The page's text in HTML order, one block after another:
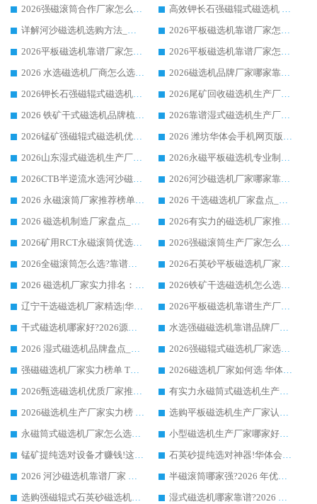
2026强磁滚筒合作厂家怎么选-华体会手机网页版-华体会(中国) 行业优质供应商参考指南
高效钾长石强磁辊式磁选机 华体会手机网页版-华体会(中国) 专业制造品质值得信赖
详解河沙磁选机选购方法_除铁器品牌及华体会手机网页版-华体会(中国) 企业解析
2026平板磁选机靠谱厂家怎么选？华体会手机网页版-华体会(中国) 凭硬实力甄选合作品牌
2026平板磁选机靠谱厂家怎么选？华体会手机网页版-华体会(中国) 凭硬实力甄选合作品牌
2026平板磁选机靠谱厂家怎么选？华体会手机网页版-华体会(中国) 凭硬实力甄选合作品牌
2026 水选磁选机厂商怎么选 潍坊华体会手机网页版-华体会(中国) 技术实力强
2026磁选机品牌厂家哪家靠谱?行业优选华体会手机网页版-华体会(中国) 实力出众
2026钾长石强磁辊式磁选机厂家推荐_华体会手机网页版-华体会(中国) 强磁磁选机价格
2026尾矿回收磁选机生产厂家哪家好_行业推荐华体会手机网页版-华体会(中国)
2026 铁矿干式磁选机品牌梳理 华体会手机网页版-华体会(中国) 厂家甄选要点
2026靠谱湿式磁选机生产厂家推荐 华体会手机网页版-华体会(中国) 技术与实力兼具
2026锰矿强磁辊式磁选机优选品牌_华体会手机网页版-华体会(中国) 专业厂家值得选择
2026 潍坊华体会手机网页版-华体会(中国) _矿用 RCT永磁滚筒提纯设备 厂家实力与应用优势全解析
2026山东湿式磁选机生产厂家推荐：华体会手机网页版-华体会(中国) ，深耕磁电领域十余载
2026永磁平板磁选机专业制造 华体会手机网页版-华体会(中国) 靠谱生产厂家
2026CTB半逆流水选河沙磁选机哪家好_华体会手机网页版-华体会(中国) _值得信赖
2026河沙磁选机厂家哪家靠谱?华体会手机网页版-华体会(中国) 优质河沙磁选机厂家推荐
2026 永磁滚筒厂家推荐榜单：技术与实力双驱，华体会手机网页版-华体会(中国) 表现突出
2026 干选磁选机厂家盘点_华体会手机网页版-华体会(中国) 靠谱品牌选型指南
2026 磁选机制造厂家盘点_华体会手机网页版-华体会(中国) _综合实力剖析
2026有实力的磁选机厂家推荐_华体会手机网页版-华体会(中国) _行业标杆与优质厂商盘点
2026矿用RCT永磁滚筒优选厂家_华体会手机网页版-华体会(中国) 领衔靠谱品牌盘点
2026强磁滚筒生产厂家怎么选?行业口碑推荐华体会手机网页版-华体会(中国)
2026全磁滚筒怎么选?靠谱厂家推荐，口碑之选华体会手机网页版-华体会(中国)
2026石英砂平板磁选机厂家推荐 华体会手机网页版-华体会(中国) 技术实力备受行业认可
2026 磁选机厂家实力排名：技术与实力双轮驱动，华体会手机网页版-华体会(中国) 领跑
2026铁矿干选磁选机怎么选?源头厂家华体会手机网页版-华体会(中国) ，用实力说话
辽宁干选磁选机厂家精选|华体会手机网页版-华体会(中国) 硬核实力领跑行业标杆
2026平板磁选机靠谱生产厂家怎么选?行业标杆华体会手机网页版-华体会(中国) ，凭硬实力脱颖而出
干式磁选机哪家好?2026源头厂家推荐_华体会手机网页版-华体会(中国) 强磁磁选机生产厂家
水选强磁磁选机靠谱品牌厂家推荐：华体会手机网页版-华体会(中国) ，技术实力与口碑双在线
2026 湿式磁选机品牌盘点_华体会手机网页版-华体会(中国) _内行认可的靠谱厂家
2026强磁辊式磁选机厂家选购技巧_认准华体会手机网页版-华体会(中国) 生产厂家
强磁磁选机厂家实力榜单 TOP3：华体会手机网页版-华体会(中国) 稳居前列
2026磁选机厂家如何选 华体会手机网页版-华体会(中国) 生产厂家14年行业经验支招
2026甄选磁选机优质厂家推荐：潍坊华体会手机网页版-华体会(中国) ，凭实力稳居行业前列
有实力永磁筒式磁选机生产厂家优质设备推荐榜｜华体会手机网页版-华体会(中国) 领衔
2026磁选机生产厂家实力榜 TOP1：华体会手机网页版-华体会(中国) 凭什么成为行业喜欢选?
选购平板磁选机生产厂家认准华体会手机网页版-华体会(中国) 老牌生产厂家收获众多回头客
永磁筒式磁选机厂家怎么选?14 年老厂华体会手机网页版-华体会(中国) 凭实力出圈，这 5 大优势太圈粉
小型磁选机生产厂家哪家好?2026 年实测推荐，华体会手机网页版-华体会(中国) 十年口碑厂值得闭眼入
锰矿提纯选对设备才赚钱!这家临朐厂家的强磁辊磁选机凭啥成行业标杆?
石英砂提纯选对神器!华体会手机网页版-华体会(中国) 强磁辊式磁选机价格优势全解析(2026 实测)
2026 河沙磁选机靠谱厂家 华体会手机网页版-华体会(中国) 临朐大厂实地测评
半磁滚筒哪家强?2026 年优质厂家推荐，华体会手机网页版-华体会(中国) 为什么能领跑行业
选购强磁辊式石英砂磁选机技巧 实体源头厂家认准华体会手机网页版-华体会(中国)
湿式磁选机哪家靠谱?2026 实测推荐，潍坊华体会手机网页版-华体会(中国) 凭实力稳居榜首